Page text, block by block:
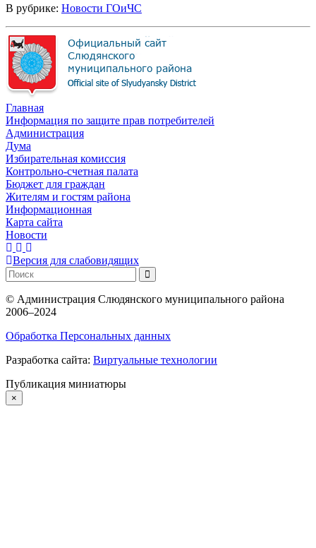
В рубрике: Новости ГОиЧС
Главная
Информация по защите прав потребителей
Администрация
Дума
Избирательная комиссия
Контрольно-счетная палата
Бюджет для граждан
Жителям и гостям района
Информационная
Карта сайта
Новости
Версия для слабовидящих
© Администрация Слюдянского муниципального района
2006–2024
Обработка Персональных данных
Разработка сайта: Виртуальные технологии
Публикация миниатюры
×